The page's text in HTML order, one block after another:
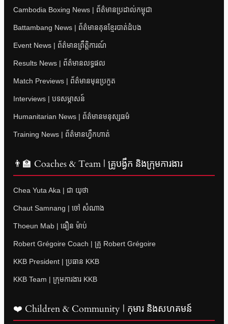
Cambodia Boxing News | ព័ត៌មានប្រដាល់កម្ពុជា
Battambang News | ព័ត៌មានគុនខ្មែរបាត់ដំបង
Event News | ព័ត៌មានព្រឹត្តិការណ៍
Results News | ព័ត៌មានលទ្ធផល
Match Previews | ព័ត៌មានមុនប្រកួត
Interviews | បទសម្ភាសន៍
Humanitarian News | ព័ត៌មានមនុស្សធម៌
Training News | ព័ត៌មានហ្វឹកហាត់
👨‍🏫 Coaches & Team | គ្រូបង្វឹក និងក្រុមការងារ
Chea Yuta Aka | ជា យុថា
Chaut Samnang | ចៅ សំណាង
Thoeun Mab | ធឿន ម៉ាប់
Robert Grégoire Coach | គ្រូ Robert Grégoire
KKB President | ប្រធាន KKB
KKB Team | ក្រុមការងារ KKB
❤️ Children & Community | កុមារ និងសហគមន៍